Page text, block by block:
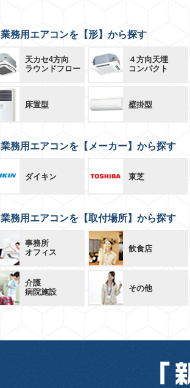
業務用エアコンを【形】から探す
天カセ4方向
ラウンドフロー
４方向天埋
コンパクト
床置型 壁掛型
業務用エアコンを【メーカー】から探す
ダイキン 東芝
業務用エアコンを【取付場所】から探す
事務所
オフィス
飲食店
介護
病院施設
その他